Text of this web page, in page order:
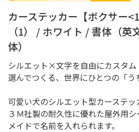
カーステッカー【ボクサー
（1） / ホワイト / 書体（英
体）
シルエット×文字を自由にカスタム
選んでつくる、世界にひとつの「う
可愛い犬のシルエット型カーステッ
３Ｍ社製の耐久性に優れた屋外用
メイドで名前を入れられます。